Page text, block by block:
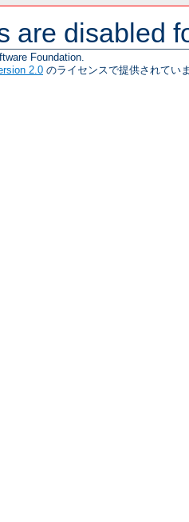
are disabled
Foundation.
2.0 のライセンスで提供されてい